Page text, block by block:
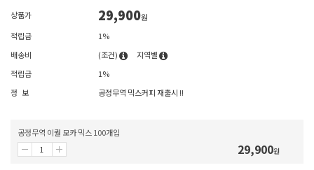
상품가 29,900원
적립금
1%
배송비
(조건)
지역별
적립금
1%
정 보
공정무역 믹스커피 재출시 !!
공정무역 이퀄 모카 믹스 100개입
29,900원